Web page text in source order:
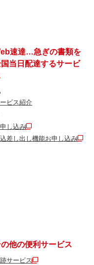
速達…急ぎの書類を
当日配達するサービ
ビス紹介
し込み
差し出し機能お申し込み
の他の便利サービス
サービス